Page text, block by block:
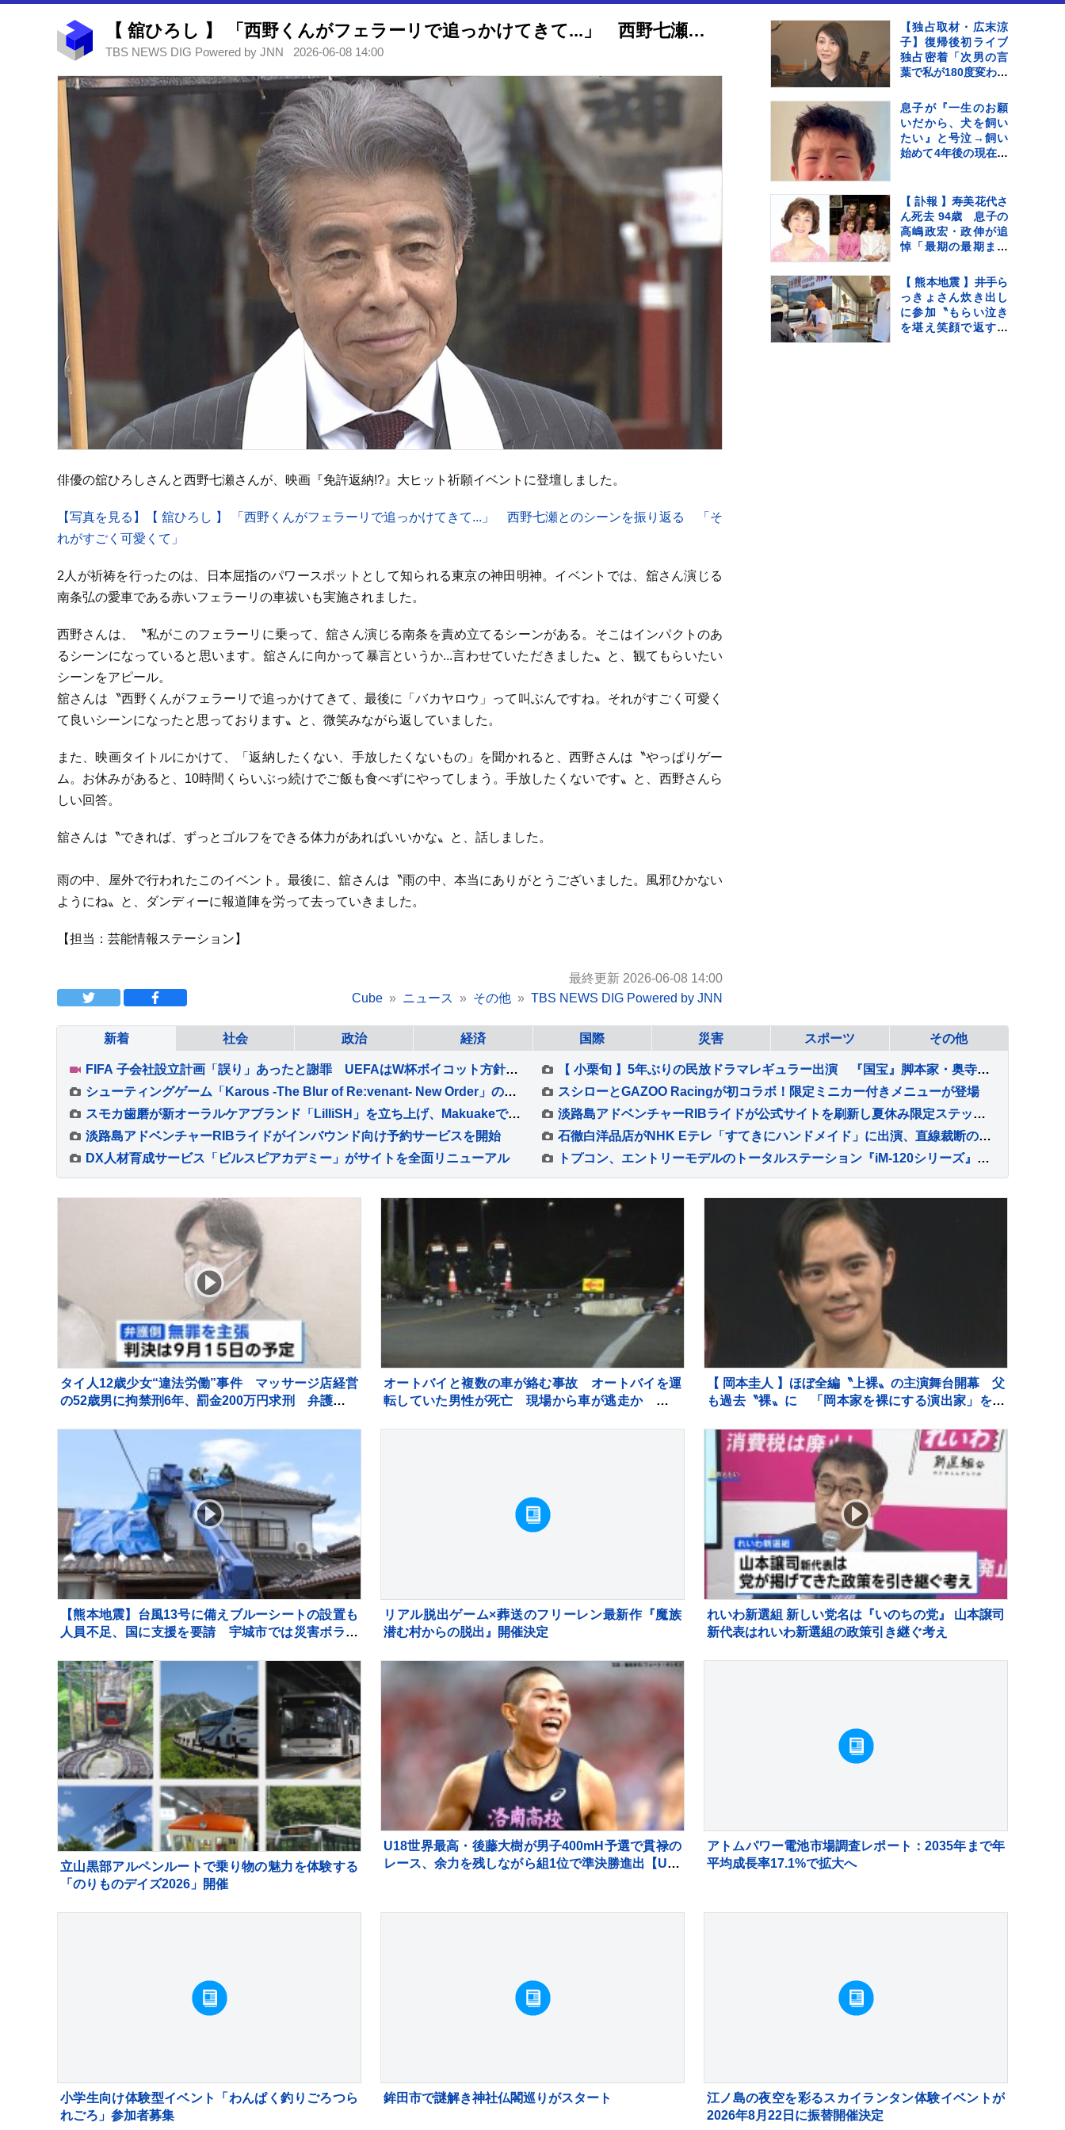
【 舘ひろし 】 「西野くんがフェラーリで追っかけてきて...」 西野七瀬とのシーンを振り返る 「それがすごく可愛くて」
TBS NEWS DIG Powered by JNN 2026-06-08 14:00
俳優の舘ひろしさんと西野七瀬さんが、映画『免許返納!?』大ヒット祈願イベントに登壇しました。
【写真を見る】【 舘ひろし 】 「西野くんがフェラーリで追っかけてきて...」 西野七瀬とのシーンを振り返る 「そ
れがすごく可愛くて」
2人が祈祷を行ったのは、日本屈指のパワースポットとして知られる東京の神田明神。イベントでは、舘さん演じる
南条弘の愛車である赤いフェラーリの車祓いも実施されました。
西野さんは、〝私がこのフェラーリに乗って、舘さん演じる南条を責め立てるシーンがある。そこはインパクトのあ
るシーンになっていると思います。舘さんに向かって暴言というか...言わせていただきました〟と、観てもらいたい
シーンをアピール。
舘さんは〝西野くんがフェラーリで追っかけてきて、最後に「バカヤロウ」って叫ぶんですね。それがすごく可愛く
て良いシーンになったと思っております〟と、微笑みながら返していました。
また、映画タイトルにかけて、「返納したくない、手放したくないもの」を聞かれると、西野さんは〝やっぱりゲー
ム。お休みがあると、10時間くらいぶっ続けでご飯も食べずにやってしまう。手放したくないです〟と、西野さんら
しい回答。
舘さんは〝できれば、ずっとゴルフをできる体力があればいいかな〟と、話しました。
雨の中、屋外で行われたこのイベント。最後に、舘さんは〝雨の中、本当にありがとうございました。風邪ひかない
ようにね〟と、ダンディーに報道陣を労って去っていきました。
【担当：芸能情報ステーション】
最終更新 2026-06-08 14:00
Cube
ニュース その他 TBS NEWS DIG Powered by JNN
【独占取材・広末涼
子】復帰後初ライブ
独占密着「次男の言
葉で私が180度変わっ
断させた“次男の言
葉”（特別インタビュ
ー）
息子が『一生のお願
いだから、犬を飼い
たい』と号泣→飼い
始めて4年後の現在…
「素敵」「愛溢れて
る」
【 訃報 】寿美花代さ
ん死去 94歳 息子の
高嶋政宏・政伸が追
悼「最期の最期まで
た母でした」
【 熊本地震 】井手ら
っきょさん炊き出し
に参加〝もらい泣き
を堪え笑顔で返すの
新着 社会 政治 経済 国際 災害 スポーツ その他
FIFA 子会社設立計画「誤り」あったと謝罪 UEFAはW杯ボイコット方針継続「何も変わっていない」
【 小栗旬 】5年ぶりの民放ドラマレギュラー出演 『国宝』脚本家・奥寺佐渡子 × 『最愛』監督・塚原あゆ子 金曜ドラマ『LOST10』「演じながら僕自身も思うことや感じるものがたくさんあります」（コメント全文）
シューティングゲーム「Karous -The Blur of Re:venant- New Order」の発売が決定
スシローとGAZOO Racingが初コラボ！限定ミニカー付きメニューが登場
スモカ歯磨が新オーラルケアブランド「LilliSH」を立ち上げ、Makuakeで先行販売開始
淡路島アドベンチャーRIBライドが公式サイトを刷新し夏休み限定ステッカー配布キャンペーンを実施
淡路島アドベンチャーRIBライドがインバウンド向け予約サービスを開始
石徹白洋品店がNHK Eテレ「すてきにハンドメイド」に出演、直線裁断の服づくりを紹介
DX人材育成サービス「ビルスピアカデミー」がサイトを全面リニューアル
トプコン、エントリーモデルのトータルステーション『iM-120シリーズ』を発売
タイ人12歳少女“違法労働”事件 マッサージ店経営
の52歳男に拘禁刑6年、罰金200万円求刑 弁護側は
オートバイと複数の車が絡む事故 オートバイを運
転していた男性が死亡 現場から車が逃走か 死亡
【 岡本圭人 】ほぼ全編〝上裸〟の主演舞台開幕 父
も過去〝裸〟に 「岡本家を裸にする演出家」を紹
【熊本地震】台風13号に備えブルーシートの設置も
人員不足、国に支援を要請 宇城市では災害ボラン
リアル脱出ゲーム×葬送のフリーレン最新作『魔族
潜む村からの脱出』開催決定
れいわ新選組 新しい党名は『いのちの党』 山本譲司
新代表はれいわ新選組の政策引き継ぐ考え
立山黒部アルペンルートで乗り物の魅力を体験する
「のりものデイズ2026」開催
U18世界最高・後藤大樹が男子400mH予選で貫禄の
レース、余力を残しながら組1位で準決勝進出【U20
アトムパワー電池市場調査レポート：2035年まで年
平均成長率17.1%で拡大へ
小学生向け体験型イベント「わんぱく釣りごろつら
れごろ」参加者募集
鉾田市で謎解き神社仏閣巡りがスタート
江ノ島の夜空を彩るスカイランタン体験イベントが
2026年8月22日に振替開催決定